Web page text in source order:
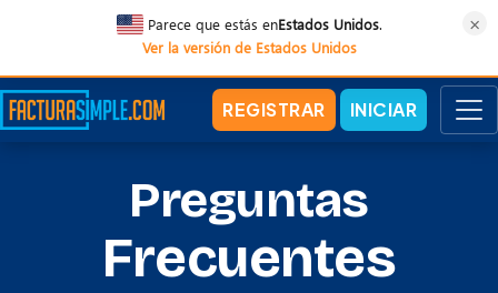
Parece que estás enEstados Unidos.
Ver la versión de Estados Unidos
×
REGISTRAR INICIAR
Preguntas
Frecuentes